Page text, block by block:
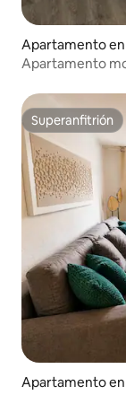
Apartamento
Apartamento
Superanfitrión
Superanfitrión
Apartamento